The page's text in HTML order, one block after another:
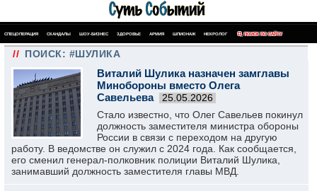
СПЕЦОПЕРАЦИЯ СКАНДАЛЫ ШОУ-БИЗНЕС ЗДОРОВЬЕ АРМИЯ ШПИОНАЖ НЕКРОЛОГ ПОИСК ПО САЙТУ
// ПОИСК: #ШУЛИКА
Виталий Шулика назначен замглавы
Минобороны вместо Олега
Савельева
25.05.2026
Стало известно, что Олег Савельев покинул
должность заместителя министра обороны
России в связи с переходом на другую
работу. В ведомстве он служил с 2024 года. Как сообщается,
его сменил генерал-полковник полиции Виталий Шулика,
занимавший должность заместителя главы МВД.